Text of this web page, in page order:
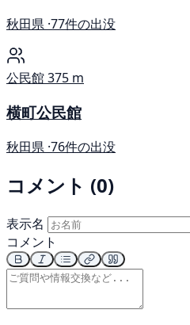
秋田県 ·77件の出没
公民館375 m
横町公民館
秋田県 ·76件の出没
コメント (0)
表示名
コメント